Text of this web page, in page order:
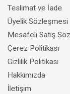
RASTGELE
Teslimat ve İade
Üyelik Sözleşmesi
Mesafeli Satış
Çerez Politikası
Gizlilik Politikası
Hakkımızda
İletişim